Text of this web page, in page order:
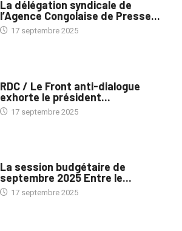
La délégation syndicale de
l’Agence Congolaise de Presse...
17 septembre 2025
RDC / Le Front anti-dialogue
exhorte le président...
17 septembre 2025
La session budgétaire de
septembre 2025 Entre le...
17 septembre 2025